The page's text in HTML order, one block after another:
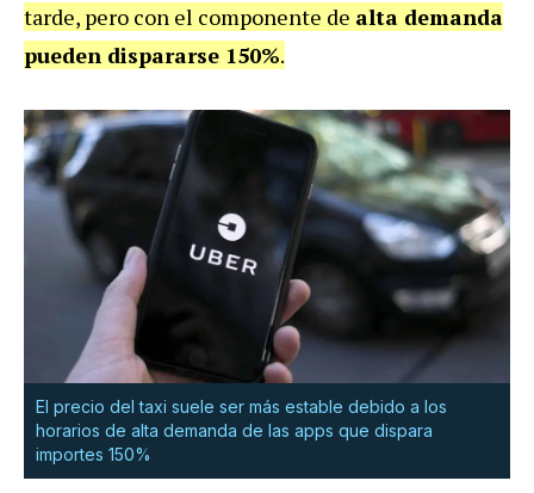
tarde, pero con el componente de alta demanda
pueden dispararse 150%.
El precio del taxi suele ser más estable debido a los
horarios de alta demanda de las apps que dispara
importes 150%